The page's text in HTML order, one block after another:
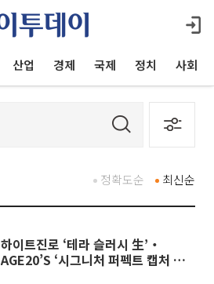
산업 경제 국제 정치 사회
최신순
정확도순
하이트진로 ‘테라 슬러시 生’‧
AGE20’S ‘시그니처 퍼펙트 캡처 세